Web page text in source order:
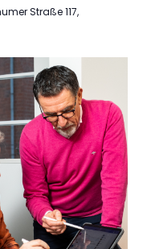
Straße 117,